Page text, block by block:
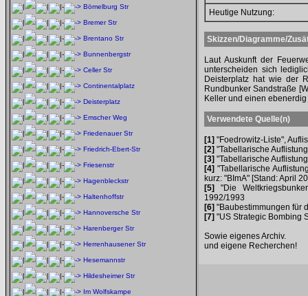
Bömelburg Str
Bremer Str
Brentano Str
Bunnenbergstr
Celler Str
Continentalplatz
Deisterplatz
Emscher Weg
Friedenauer Str
Friedrich-Ebert-Str
Friesenstr
Hagenbleckstr
Haltenhoffstr
Hannoversche Str
Harenberger Str
Herrenhausener Str
Hesemannstr
Hildesheimer Str
Im Wolfskampe
Heutige Nutzung:
Skizzen/Diagramme/
Laut Auskunft der
unterscheiden sich
Deisterplatz hat wie der
Rundbunker Sandstraße
Keller und einen
Verwendete Quelle(n)
[1] "Foedrowitz-Liste",
[2] "Tabellarische
[3] "Tabellarische
[4] "Tabellarische
kurz: "BImA" [Stand: April
[5]
"Die
1992/1993
[6] "Baubestimmungen für
[7] "US Strategic Bombing
Sowie eigenes Archiv.
und eigene Recherchen!